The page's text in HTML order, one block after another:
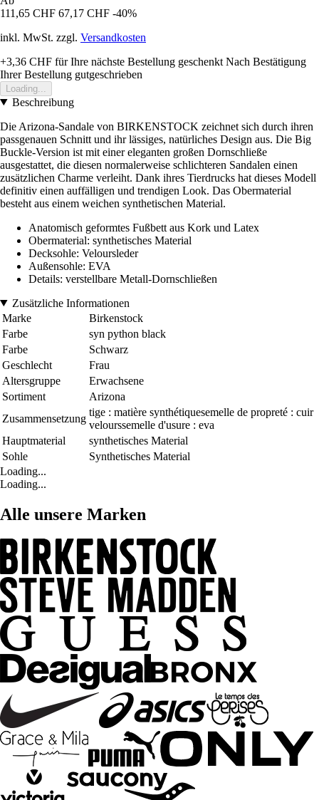
111,65 CHF 67,17 CHF -40%
inkl. MwSt. zzgl. Versandkosten
+3,36 CHF für Ihre nächste Bestellung geschenkt Nach Bestätigung
Ihrer Bestellung gutgeschrieben
Loading...
Beschreibung
Die Arizona-Sandale von BIRKENSTOCK zeichnet sich durch ihren
passgenauen Schnitt und ihr lässiges, natürliches Design aus. Die Big
Buckle-Version ist mit einer eleganten großen Dornschließe
ausgestattet, die diesen normalerweise schlichteren Sandalen einen
zusätzlichen Charme verleiht. Dank ihres Tierdrucks hat dieses Modell
definitiv einen auffälligen und trendigen Look. Das Obermaterial
besteht aus einem weichen synthetischen Material.
Anatomisch geformtes Fußbett aus Kork und Latex
Obermaterial: synthetisches Material
Decksohle: Veloursleder
Außensohle: EVA
Details: verstellbare Metall-Dornschließen
Zusätzliche Informationen
Marke
Birkenstock
Farbe
syn python black
Farbe
Schwarz
Geschlecht
Frau
Altersgruppe
Erwachsene
Sortiment
Arizona
Zusammensetzung
tige : matière synthétiquesemelle de propreté : cuir
velourssemelle d'usure : eva
Hauptmaterial
synthetisches Material
Sohle
Synthetisches Material
Loading...
Loading...
Alle unsere Marken